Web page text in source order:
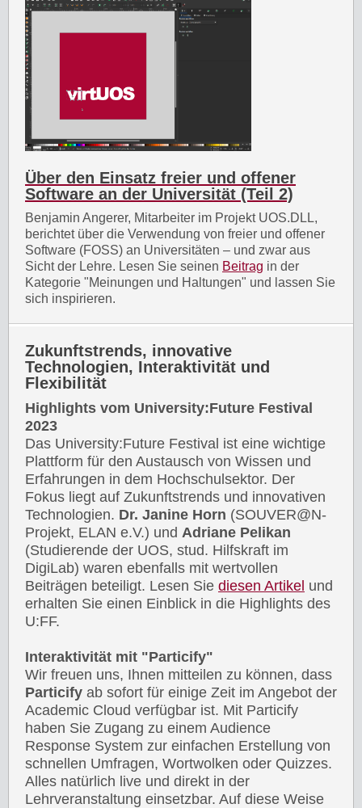
Über den Einsatz freier und offener
Software an der Universität (Teil 2)
Benjamin Angerer, Mitarbeiter im Projekt UOS.DLL,
berichtet über die Verwendung von freier und offener
Software (FOSS) an Universitäten – und zwar aus
Sicht der Lehre. Lesen Sie seinen Beitrag in der
Kategorie "Meinungen und Haltungen" und lassen Sie
sich inspirieren.
Zukunftstrends, innovative
Technologien, Interaktivität und
Flexibilität
Highlights vom University:Future Festival
2023
Das University:Future Festival ist eine wichtige
Plattform für den Austausch von Wissen und
Erfahrungen in dem Hochschulsektor. Der
Fokus liegt auf Zukunftstrends und innovativen
Technologien. Dr. Janine Horn (SOUVER@N-
Projekt, ELAN e.V.) und Adriane Pelikan
(Studierende der UOS, stud. Hilfskraft im
DigiLab) waren ebenfalls mit wertvollen
Beiträgen beteiligt. Lesen Sie diesen Artikel und
erhalten Sie einen Einblick in die Highlights des
U:FF.
Interaktivität mit "Particify"
Wir freuen uns, Ihnen mitteilen zu können, dass
Particify ab sofort für einige Zeit im Angebot der
Academic Cloud verfügbar ist. Mit Particify
haben Sie Zugang zu einem Audience
Response System zur einfachen Erstellung von
schnellen Umfragen, Wortwolken oder Quizzes.
Alles natürlich live und direkt in der
Lehrveranstaltung einsetzbar. Auf diese Weise